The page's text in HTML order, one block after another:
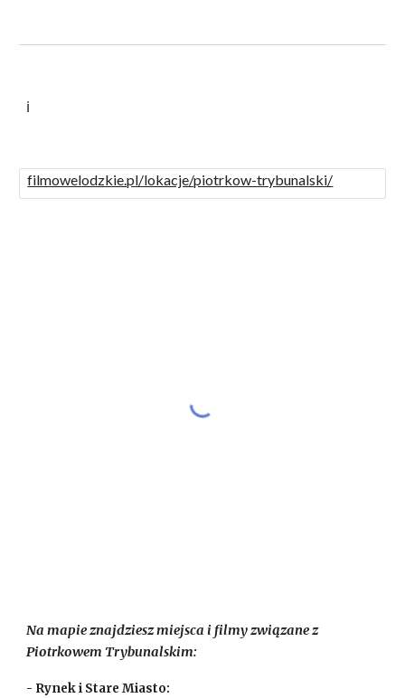
ℹ️
filmowelodzkie.pl/lokacje/piotrkow-trybunalski/
Na mapie znajdziesz miejsca i filmy związane z
Piotrkowem Trybunalskim:
- Rynek i Stare Miasto: